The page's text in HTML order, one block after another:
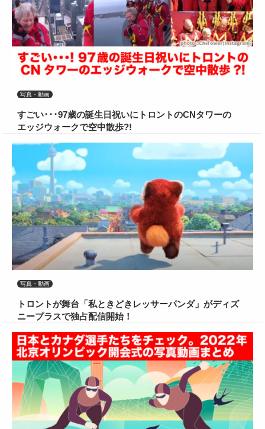
写真・動画
すごい･･･97歳の誕生日祝いにトロントのCNタワーの
エッジウォークで空中散歩?!
写真・動画
トロントが舞台「私ときどきレッサーパンダ」がディズ
ニープラスで独占配信開始！